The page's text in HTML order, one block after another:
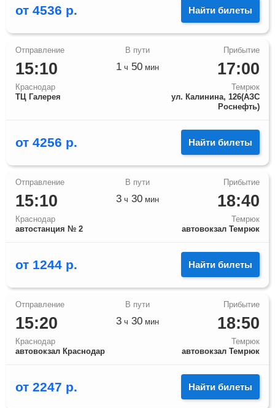
от 4536 р. Найти билеты
15:10
Краснодар
ТЦ Галерея
17:00
Темрюк
ул. Калинина, 126(АЗС
Роснефть)
1 ч 50 мин
от 4256 р. Найти билеты
15:10
Краснодар
автостанция № 2
18:40
Темрюк
автовокзал Темрюк
3 ч 30 мин
от 1244 р. Найти билеты
15:20
Краснодар
автовокзал Краснодар
18:50
Темрюк
автовокзал Темрюк
3 ч 30 мин
от 2247 р. Найти билеты